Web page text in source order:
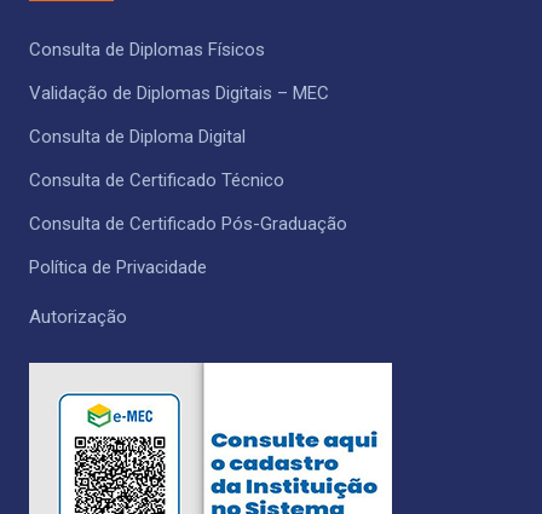
Consulta de Diplomas Físicos
Validação de Diplomas Digitais – MEC
Consulta de Diploma Digital
Consulta de Certificado Técnico ​
Consulta de Certificado Pós-Graduação
Política de Privacidade
Autorização